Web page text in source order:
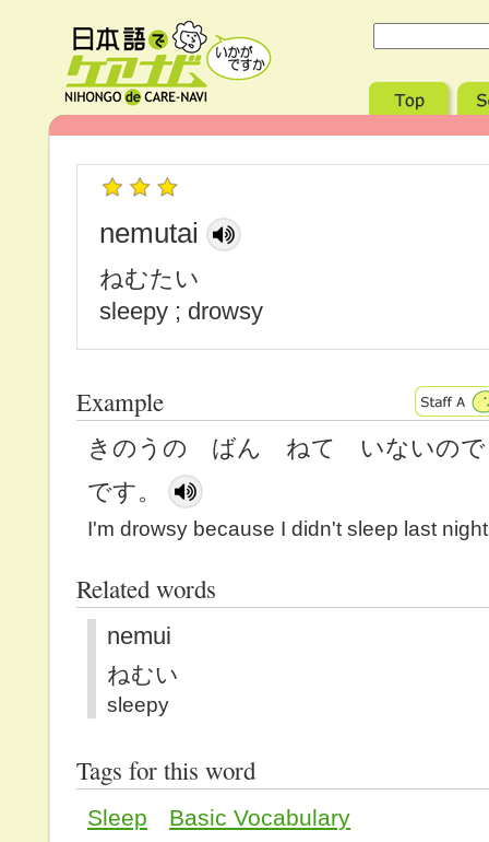
nemutai
ねむたい
sleepy ; drowsy
Example
きのうの ばん ねて いないの
です。
I'm drowsy because I didn't sleep last
Related words
nemui
ねむい
sleepy
Tags for this word
Sleep Basic Vocabulary